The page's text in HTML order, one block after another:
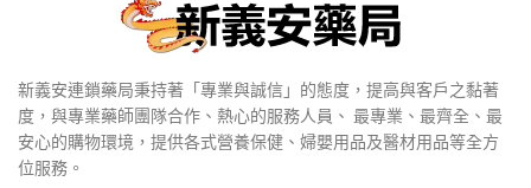
新義安連鎖藥局秉持著「專業與誠信」的態度，提高與客戶之黏著
度，與專業藥師團隊合作、熱心的服務人員、 最專業、最齊全、最
安心的購物環境，提供各式營養保健、婦嬰用品及醫材用品等全方
位服務。